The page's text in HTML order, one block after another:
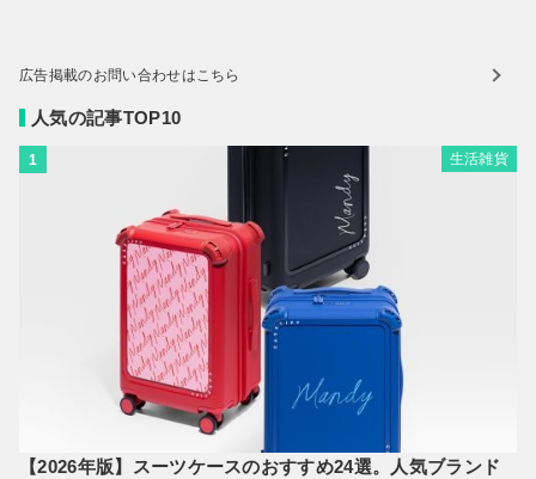
広告掲載のお問い合わせはこちら
人気の記事TOP10
1 生活雑貨
【2026年版】スーツケースのおすすめ24選。人気ブランド